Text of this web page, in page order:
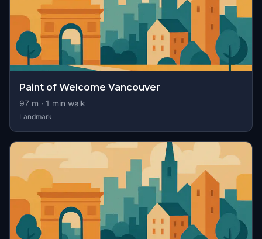
Paint of Welcome Vancouver
97 m · 1 min walk
Landmark